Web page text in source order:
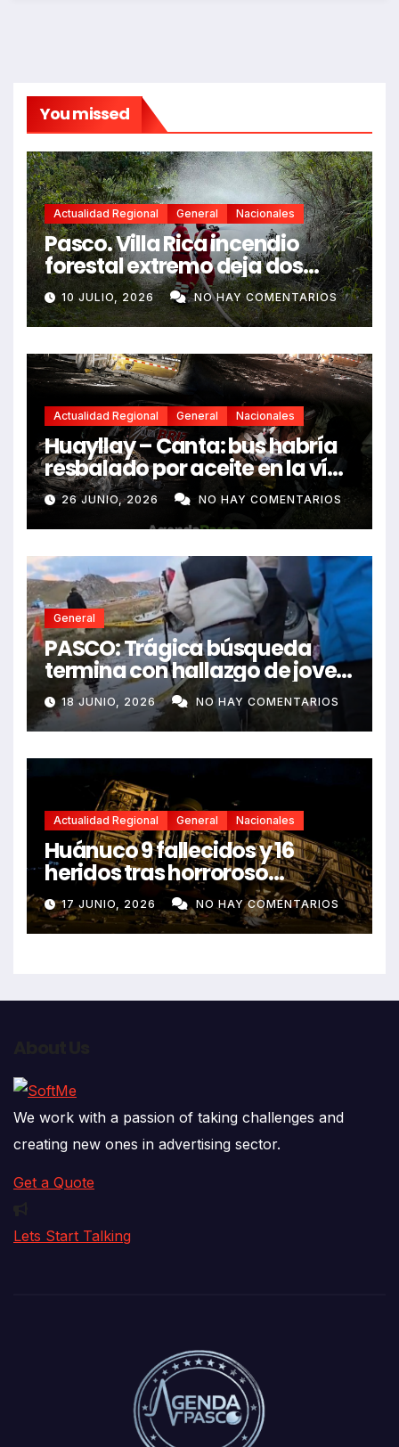
You missed
Actualidad Regional General Nacionales
Pasco. Villa Rica incendio
forestal extremo deja dos
fallecidos y heridos
10 JULIO, 2026 NO HAY COMENTARIOS
Actualidad Regional General Nacionales
Huayllay – Canta: bus habría
resbalado por aceite en la vía
e impactó auto siniestrado
dejando dos fallecidos
26 JUNIO, 2026 NO HAY COMENTARIOS
General
PASCO: Trágica búsqueda
termina con hallazgo de joven
sin vida en Rancas
18 JUNIO, 2026 NO HAY COMENTARIOS
Actualidad Regional General Nacionales
Huánuco 9 fallecidos y 16
heridos tras horroroso
despiste de bus Real Chancas
que impactó contra vivienda
17 JUNIO, 2026 NO HAY COMENTARIOS
We work with a passion of taking challenges and
creating new ones in advertising sector.
Get a Quote
Lets Start Talking